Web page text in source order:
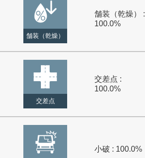
舗装（乾燥）
舗装（乾燥） :
100.0%
交差点
交差点 :
100.0%
小破 : 100.0%